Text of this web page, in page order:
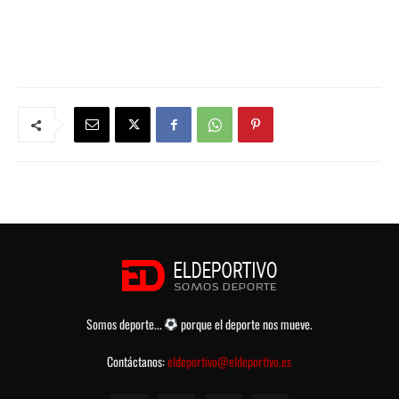
Somos deporte...
porque el deporte nos mueve.
Contáctanos:eldeportivo@eldeportivo.es